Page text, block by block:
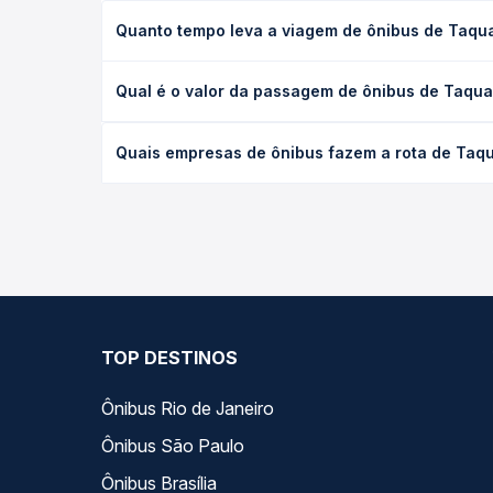
Quanto tempo leva a viagem de ônibus de
ou leito) e as condições de tráfego. Na Quero
Qual é o valor da passagem de ônibus de
e a antecedência da compra. Na Quero
Quais empresas de ônibus fazem a rota de
TOP DESTINOS
Ônibus Rio de Janeiro
Ônibus São Paulo
Ônibus Brasília